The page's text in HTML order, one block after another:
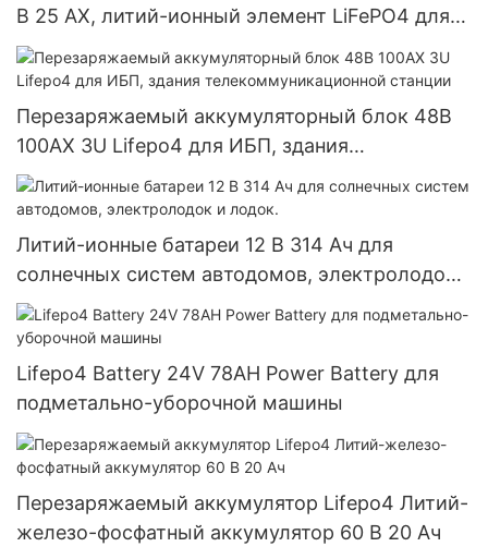
В 25 АХ, литий-ионный элемент LiFePO4 для
уличного освещения на открытом воздухе
Перезаряжаемый аккумуляторный блок 48В
100АХ 3U Lifepo4 для ИБП, здания
телекоммуникационной станции
Литий-ионные батареи 12 В 314 Ач для
солнечных систем автодомов, электролодок
и лодок.
Lifepo4 Battery 24V 78AH Power Battery для
подметально-уборочной машины
Перезаряжаемый аккумулятор Lifepo4 Литий-
железо-фосфатный аккумулятор 60 В 20 Ач